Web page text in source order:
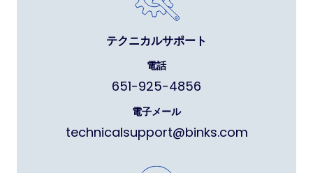
テクニカルサポート
電話
651-925-4856
電子メール
technicalsupport@binks.com